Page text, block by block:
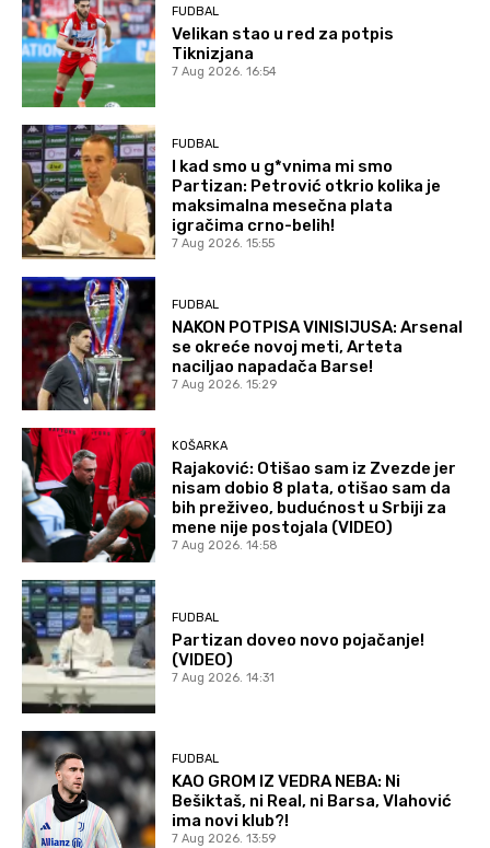
FUDBAL
Velikan stao u red za potpis
Tiknizjana
7 Aug 2026. 16:54
FUDBAL
I kad smo u g*vnima mi smo
Partizan: Petrović otkrio kolika je
maksimalna mesečna plata
igračima crno-belih!
7 Aug 2026. 15:55
FUDBAL
NAKON POTPISA VINISIJUSA: Arsenal
se okreće novoj meti, Arteta
naciljao napadača Barse!
7 Aug 2026. 15:29
KOŠARKA
Rajaković: Otišao sam iz Zvezde jer
nisam dobio 8 plata, otišao sam da
bih preživeo, budućnost u Srbiji za
mene nije postojala (VIDEO)
7 Aug 2026. 14:58
FUDBAL
Partizan doveo novo pojačanje!
(VIDEO)
7 Aug 2026. 14:31
FUDBAL
KAO GROM IZ VEDRA NEBA: Ni
Bešiktaš, ni Real, ni Barsa, Vlahović
ima novi klub?!
7 Aug 2026. 13:59